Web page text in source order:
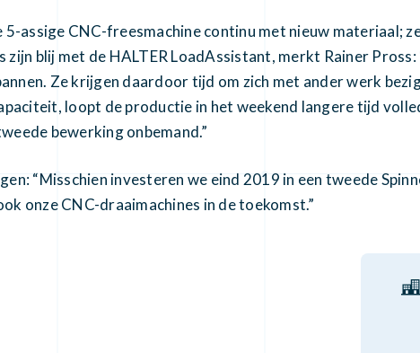
assige CNC-freesmachine continu met nieuw materiaal;
blij met de HALTER LoadAssistant, merkt Rainer
Ze krijgen daardoor tijd om zich met ander werk
loopt de productie in het weekend langere tijd
bewerking onbemand.”
“Misschien investeren we eind 2019 in een tweede
onze CNC-draaimachines in de toekomst.”